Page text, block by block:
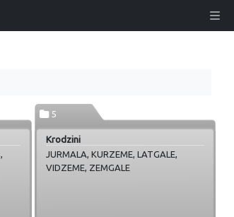
5
Krodzini
JURMALA, KURZEME, LATGALE,
VIDZEME, ZEMGALE